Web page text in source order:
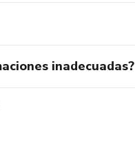
inadecuadas?